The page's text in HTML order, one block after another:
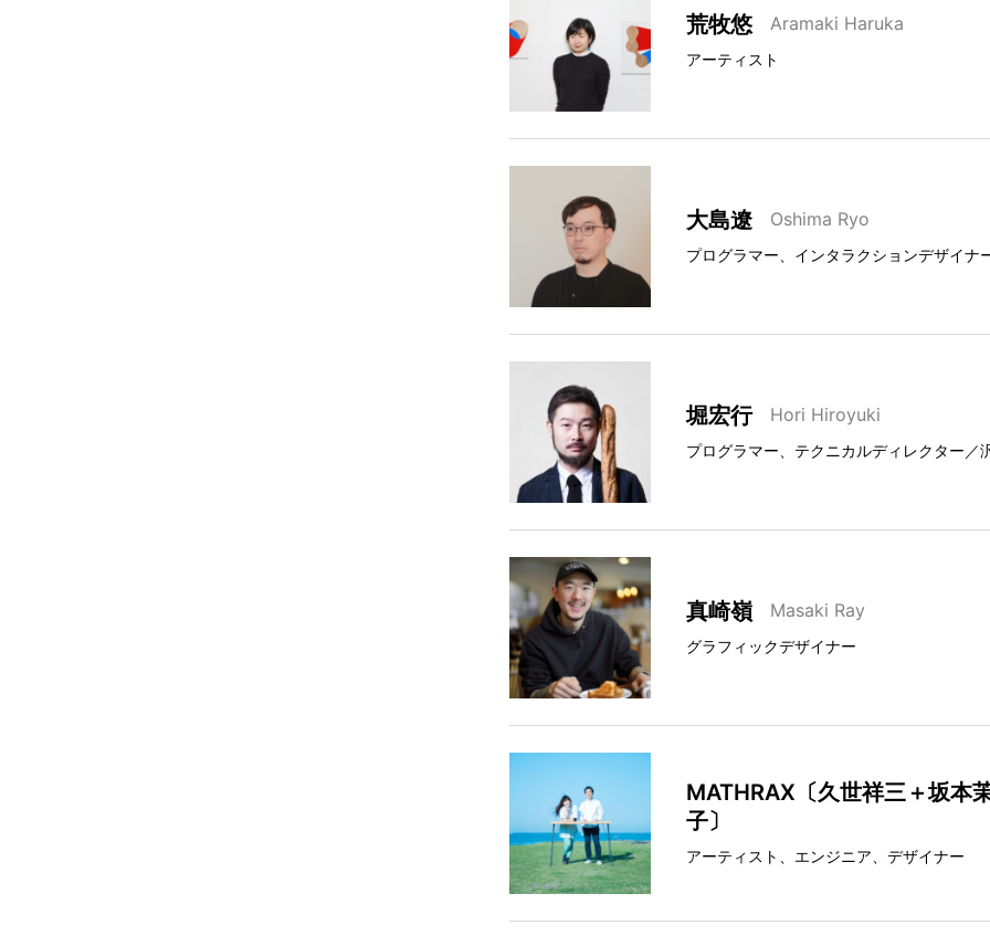
荒牧悠 Aramaki Haruka
アーティスト
大島遼 Oshima Ryo
プログラマー、インタラクションデザイナ
堀宏行 Hori Hiroyuki
プログラマー、テクニカルディレクター／
真崎嶺 Masaki Ray
グラフィックデザイナー
MATHRAX〔久世祥三＋坂本
子〕
アーティスト、エンジニア、デザイナー